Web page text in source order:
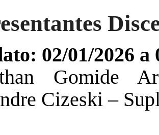
02/01/2026 a
Gomide
Cizeski –